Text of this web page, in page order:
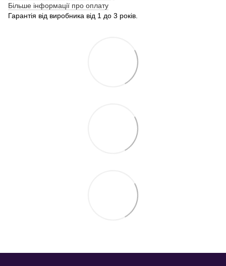
Більше інформації про оплату
Гарантія від виробника від 1 до 3 років.